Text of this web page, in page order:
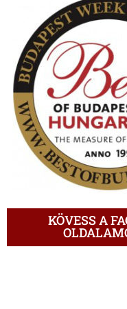
KÖVESS A